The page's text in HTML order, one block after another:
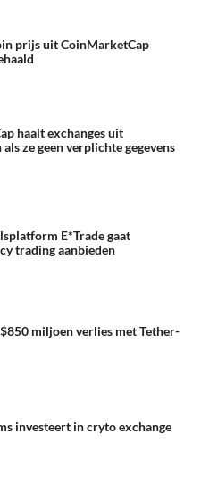
prijs uit CoinMarketCap
haalt exchanges uit
ze geen verplichte gegevens
E*Trade gaat
trading aanbieden
miljoen verlies met Tether-
investeert in cryto exchange